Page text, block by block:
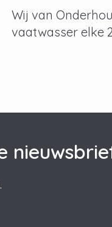
Wij van
vaatwasser elke